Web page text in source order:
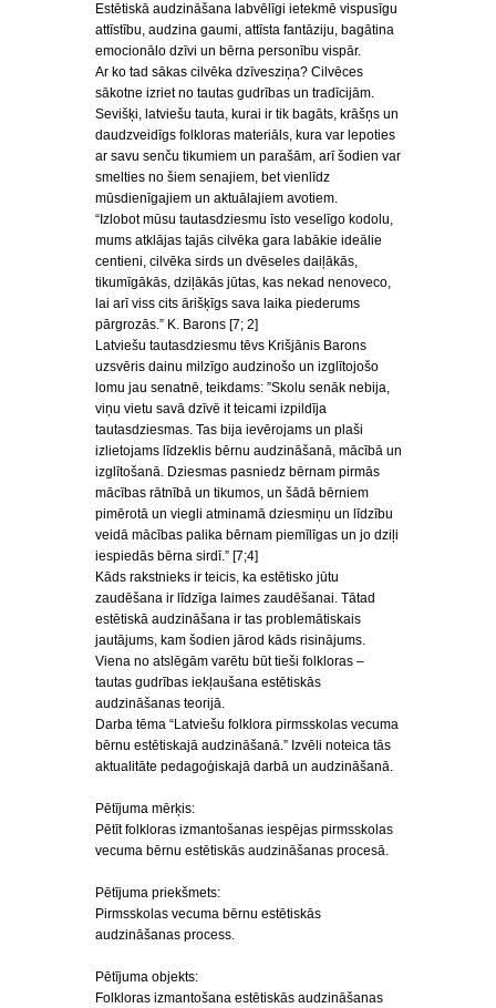
Estētiskā audzināšana labvēlīgi ietekmē vispusīgu
attīstību, audzina gaumi, attīsta fantāziju, bagātina
emocionālo dzīvi un bērna personību vispār.
Ar ko tad sākas cilvēka dzīvesziņa? Cilvēces
sākotne izriet no tautas gudrības un tradīcijām.
Sevišķi, latviešu tauta, kurai ir tik bagāts, krāšņs un
daudzveidīgs folkloras materiāls, kura var lepoties
ar savu senču tikumiem un parašām, arī šodien var
smelties no šiem senajiem, bet vienlīdz
mūsdienīgajiem un aktuālajiem avotiem.
“Izlobot mūsu tautasdziesmu īsto veselīgo kodolu,
mums atklājas tajās cilvēka gara labākie ideālie
centieni, cilvēka sirds un dvēseles daiļākās,
tikumīgākās, dziļākās jūtas, kas nekad nenoveco,
lai arī viss cits ārišķīgs sava laika piederums
pārgrozās.” K. Barons [7; 2]
Latviešu tautasdziesmu tēvs Krišjānis Barons
uzsvēris dainu milzīgo audzinošo un izglītojošo
lomu jau senatnē, teikdams: ”Skolu senāk nebija,
viņu vietu savā dzīvē it teicami izpildīja
tautasdziesmas. Tas bija ievērojams un plaši
izlietojams līdzeklis bērnu audzināšanā, mācībā un
izglītošanā. Dziesmas pasniedz bērnam pirmās
mācības rātnībā un tikumos, un šādā bērniem
pimērotā un viegli atminamā dziesmiņu un līdzību
veidā mācības palika bērnam piemīlīgas un jo dziļi
iespiedās bērna sirdī.” [7;4]
Kāds rakstnieks ir teicis, ka estētisko jūtu
zaudēšana ir līdzīga laimes zaudēšanai. Tātad
estētiskā audzināšana ir tas problemātiskais
jautājums, kam šodien jārod kāds risinājums.
Viena no atslēgām varētu būt tieši folkloras –
tautas gudrības iekļaušana estētiskās
audzināšanas teorijā.
Darba tēma “Latviešu folklora pirmsskolas vecuma
bērnu estētiskajā audzināšanā.” Izvēli noteica tās
aktualitāte pedagoģiskajā darbā un audzināšanā.
Pētījuma mērķis:
Pētīt folkloras izmantošanas iespējas pirmsskolas
vecuma bērnu estētiskās audzināšanas procesā.
Pētījuma priekšmets:
Pirmsskolas vecuma bērnu estētiskās
audzināšanas process.
Pētījuma objekts:
Folkloras izmantošana estētiskās audzināšanas